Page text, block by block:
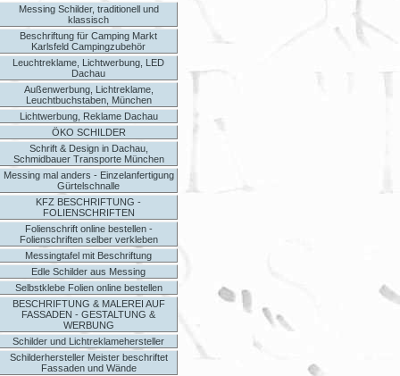
Messing Schilder, traditionell und
klassisch
Beschriftung für Camping Markt
Karlsfeld Campingzubehör
Leuchtreklame, Lichtwerbung, LED
Dachau
Außenwerbung, Lichtreklame,
Leuchtbuchstaben, München
Lichtwerbung, Reklame Dachau
ÖKO SCHILDER
Schrift & Design in Dachau,
Schmidbauer Transporte München
Messing mal anders - Einzelanfertigung
Gürtelschnalle
KFZ BESCHRIFTUNG -
FOLIENSCHRIFTEN
Folienschrift online bestellen -
Folienschriften selber verkleben
Messingtafel mit Beschriftung
Edle Schilder aus Messing
Selbstklebe Folien online bestellen
BESCHRIFTUNG & MALEREI AUF
FASSADEN - GESTALTUNG &
WERBUNG
Schilder und Lichtreklamehersteller
Schilderhersteller Meister beschriftet
Fassaden und Wände